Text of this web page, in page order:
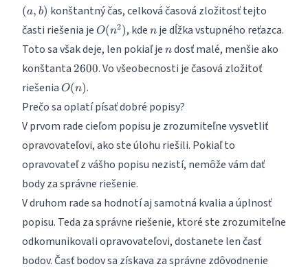
(a, b) konštantný čas, celková časová zložitosť tejto
časti riešenia je O(n^2)
O(n2), kden
n je dĺžka vstupného reťazca.
Toto sa však deje, len pokiaľ je n
ndosť malé, menšie ako
konštanta 2600
2600. Vo všeobecnosti je časová zložitoť
riešenia O(n)
O(n).
Prečo sa oplatí písať dobré popisy?
V prvom rade cieľom popisu je zrozumiteľne vysvetliť
opravovateľovi, ako ste úlohu riešili. Pokiaľ to
opravovateľ z vášho popisu nezistí, nemôže vám dať
body za správne riešenie.
V druhom rade sa hodnotí aj samotná kvalia a úplnosť
popisu. Teda za správne riešenie, ktoré ste zrozumiteľne
odkomunikovali opravovateľovi, dostanete len časť
bodov. Časť bodov sa získava za správne zdôvodnenie